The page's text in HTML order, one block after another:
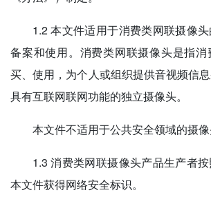
1.2 本文件适用于消费类网联摄像
备案和使用。消费类网联摄像头是指
买、使用，为个人或组织提供音视频信息
具有互联网联网功能的独立摄像头。
本文件不适用于公共安全领域的摄像
1.3 消费类网联摄像头产品生产者
本文件获得网络安全标识。